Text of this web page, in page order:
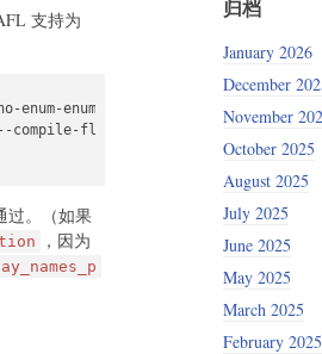
支持为
enum-conversion' --strip=OFF
compile-flag='-Wno-enum-enum
过。（如果
，因为
归档
January 2026
December
November
October 2025
August 2025
July 2025
June 2025
May 2025
March 2025
February 2025